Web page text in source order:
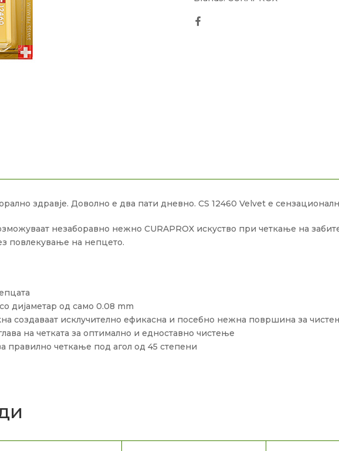
здравје. Доволно е два пати дневно. CS 12460 Velvet е
незаборавно нежно CURAPROX искуство при четкање на
повлекување на непцето.
дијаметар од само 0.08 mm
создаваат исклучително ефикасна и посебно нежна површина за
на четката за оптимално и едноставно чистење
правилно четкање под агол од 45 степени